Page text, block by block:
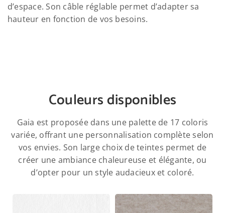
d’espace. Son câble réglable permet d’adapter sa
hauteur en fonction de vos besoins.
Couleurs disponibles
Gaia est proposée dans une palette de 17 coloris
variée, offrant une personnalisation complète selon
vos envies. Son large choix de teintes permet de
créer une ambiance chaleureuse et élégante, ou
d’opter pour un style audacieux et coloré.